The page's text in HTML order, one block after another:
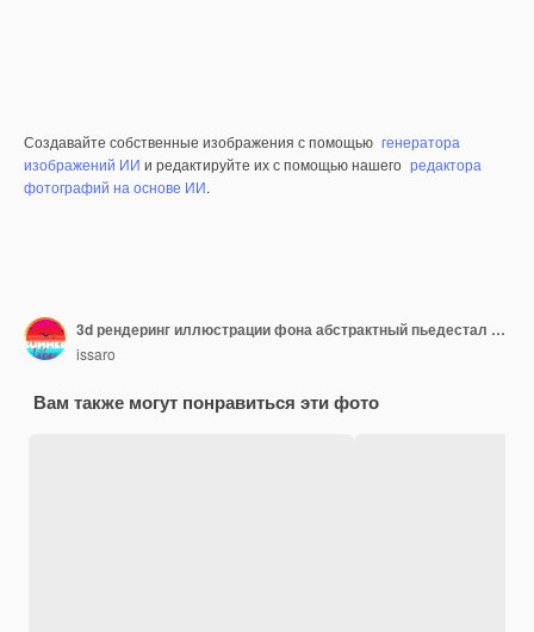
Создавайте собственные изображения с помощью генератора
изображений ИИ и редактируйте их с помощью нашего редактора
фотографий на основе ИИ.
3d рендеринг иллюстрации фона абстрактный пьедестал доска искусства дисплей макет продукта украшения стенд обои
issaro
Вам также могут понравиться эти фото